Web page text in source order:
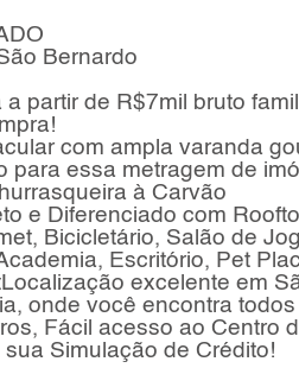
Bernardo
partir de R$7mil bruto
com ampla varanda
para essa metragem de
à Carvão
e Diferenciado com
Bicicletário, Salão de
Escritório, Pet
excelente em
onde você encontra
Fácil acesso ao Centro
Simulação de Crédito!